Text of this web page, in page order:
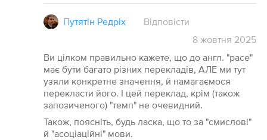
Путятін Редріх
Відповісти
8жовтня 2025
Ви цілком правильно кажете, що до англ. "pace"
має бути багато різних перекладів, АЛЕ ми тут
узяли конкретне значення, й намагаємося
перекласти його. І цей переклад, крім (також
запозиченого) "темп" не очевидний.
Також, поясніть, будь ласка, що то за "смислові"
й "асоціаційні" мови.